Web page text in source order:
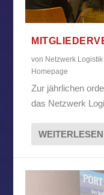
von Netzwerk Logistik
Homepage
Zur jährlichen
das Netzwerk
WEITERLESEN